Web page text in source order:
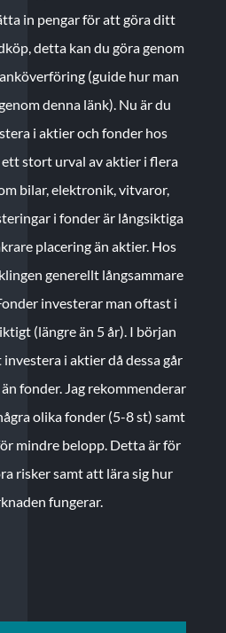
in pengar för att göra ditt
detta kan du göra genom
(guide hur man
denna länk). Nu är du
i aktier och fonder hos
ett stort urval av aktier i flera
bilar, elektronik, vitvaror,
i fonder är långsiktiga
placering än aktier. Hos
generellt långsammare
investerar man oftast i
(längre än 5 år). I början
i aktier då dessa går
fonder. Jag rekommenderar
olika fonder (5-8 st) samt
mindre belopp. Detta är för
risker samt att lära sig hur
fungerar.